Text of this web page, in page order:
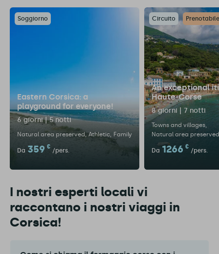
Soggiorno
Eastern Corsica: a
playground for everyone!
6 giorni | 5 notti
Natural area preserved Athletic Family
Da 359 €
/pers.
Circuito
An exceptional
Haute-Corse
8 giorni | 7 notti
Towns and villages
Natural area preserved
Da 1266 €
/pers.
I nostri esperti locali vi
raccontano i nostri viaggi in
Corsica!